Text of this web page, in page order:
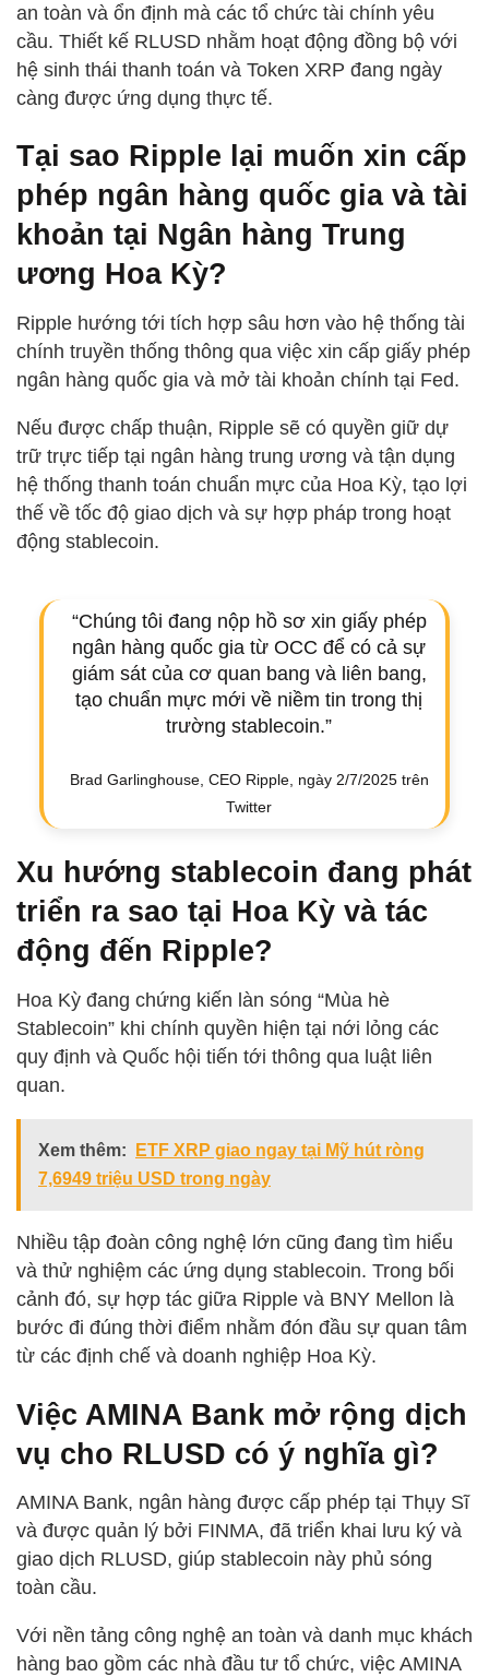
an toàn và ổn định mà các tổ chức tài chính yêu
cầu. Thiết kế RLUSD nhằm hoạt động đồng bộ với
hệ sinh thái thanh toán và Token XRP đang ngày
càng được ứng dụng thực tế.
Tại sao Ripple lại muốn xin cấp
phép ngân hàng quốc gia và tài
khoản tại Ngân hàng Trung
ương Hoa Kỳ?
Ripple hướng tới tích hợp sâu hơn vào hệ thống tài
chính truyền thống thông qua việc xin cấp giấy phép
ngân hàng quốc gia và mở tài khoản chính tại Fed.
Nếu được chấp thuận, Ripple sẽ có quyền giữ dự
trữ trực tiếp tại ngân hàng trung ương và tận dụng
hệ thống thanh toán chuẩn mực của Hoa Kỳ, tạo lợi
thế về tốc độ giao dịch và sự hợp pháp trong hoạt
động stablecoin.
“Chúng tôi đang nộp hồ sơ xin giấy phép
ngân hàng quốc gia từ OCC để có cả sự
giám sát của cơ quan bang và liên bang,
tạo chuẩn mực mới về niềm tin trong thị
trường stablecoin.”
Brad Garlinghouse, CEO Ripple, ngày 2/7/2025 trên
Twitter
Xu hướng stablecoin đang phát
triển ra sao tại Hoa Kỳ và tác
động đến Ripple?
Hoa Kỳ đang chứng kiến làn sóng “Mùa hè
Stablecoin” khi chính quyền hiện tại nới lỏng các
quy định và Quốc hội tiến tới thông qua luật liên
quan.
Xem thêm:
ETF XRP giao ngay tại Mỹ hút ròng
7,6949 triệu USD trong ngày
Nhiều tập đoàn công nghệ lớn cũng đang tìm hiểu
và thử nghiệm các ứng dụng stablecoin. Trong bối
cảnh đó, sự hợp tác giữa Ripple và BNY Mellon là
bước đi đúng thời điểm nhằm đón đầu sự quan tâm
từ các định chế và doanh nghiệp Hoa Kỳ.
Việc AMINA Bank mở rộng dịch
vụ cho RLUSD có ý nghĩa gì?
AMINA Bank, ngân hàng được cấp phép tại Thụy Sĩ
và được quản lý bởi FINMA, đã triển khai lưu ký và
giao dịch RLUSD, giúp stablecoin này phủ sóng
toàn cầu.
Với nền tảng công nghệ an toàn và danh mục khách
hàng bao gồm các nhà đầu tư tổ chức, việc AMINA